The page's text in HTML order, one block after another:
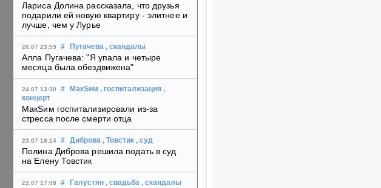
Лариса Долина рассказала, что друзья
подарили ей новую квартиру - элитнее и
лучше, чем у Лурье
26.07 23:59 # Пугачева , скандалы
Алла Пугачева: "Я упала и четыре
месяца была обездвижена"
24.07 13:30 # МакSим , госпитализация ,
концерт
МакSим госпитализировали из-за
стресса после смерти отца
23.07 18:14 # Диброва , Товстик , суд
Полина Диброва решила подать в суд
на Елену Товстик
22.07 17:08 # Галустян , свадьба , скандалы